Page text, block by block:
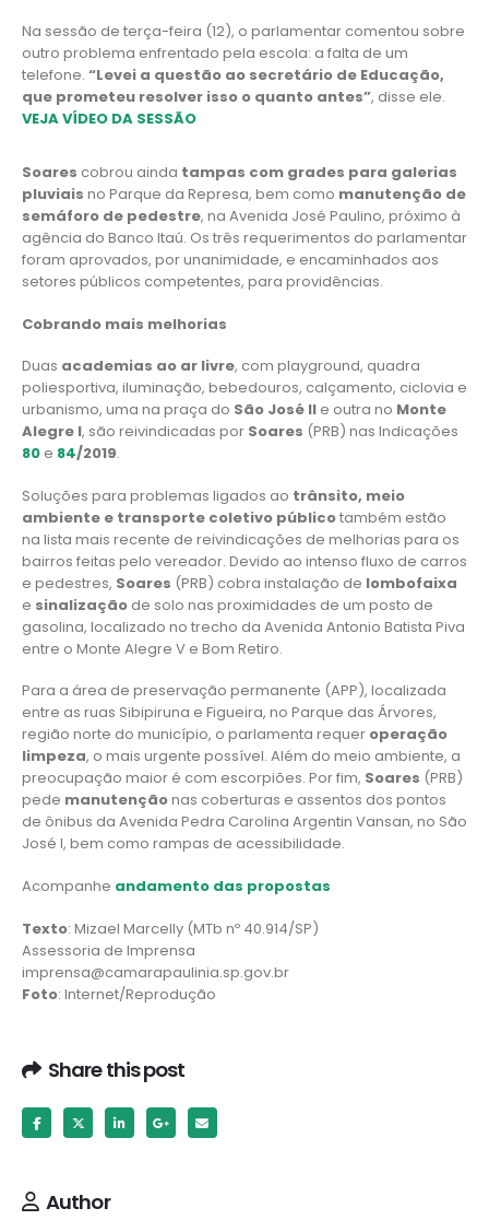
Na sessão de terça-feira (12), o parlamentar comentou sobre
outro problema enfrentado pela escola: a falta de um
telefone. “Levei a questão ao secretário de Educação,
que prometeu resolver isso o quanto antes”, disse ele.
VEJA VÍDEO DA SESSÃO
Soares cobrou ainda tampas com grades para galerias
pluviais no Parque da Represa, bem como manutenção de
semáforo de pedestre, na Avenida José Paulino, próximo à
agência do Banco Itaú. Os três requerimentos do parlamentar
foram aprovados, por unanimidade, e encaminhados aos
setores públicos competentes, para providências.
Cobrando mais melhorias
Duas academias ao ar livre, com playground, quadra
poliesportiva, iluminação, bebedouros, calçamento, ciclovia e
urbanismo, uma na praça do São José II e outra no Monte
Alegre I, são reivindicadas por Soares (PRB) nas Indicações
80 e 84/2019.
Soluções para problemas ligados ao trânsito, meio
ambiente e transporte coletivo públicotambém estão
na lista mais recente de reivindicações de melhorias para os
bairros feitas pelo vereador. Devido ao intenso fluxo de carros
e pedestres, Soares (PRB) cobra instalação de lombofaixa
e sinalização de solo nas proximidades de um posto de
gasolina, localizado no trecho da Avenida Antonio Batista Piva
entre o Monte Alegre V e Bom Retiro.
Para a área de preservação permanente (APP), localizada
entre as ruas Sibipiruna e Figueira, no Parque das Árvores,
região norte do município, o parlamenta requer operação
limpeza, o mais urgente possível. Além do meio ambiente, a
preocupação maior é com escorpiões. Por fim, Soares (PRB)
pede manutençãonas coberturas e assentos dos pontos
de ônibus da Avenida Pedra Carolina Argentin Vansan, no São
José I, bem como rampas de acessibilidade.
Acompanhe andamento das propostas
Texto: Mizael Marcelly (MTb nº 40.914/SP)
Assessoria de Imprensa
imprensa@camarapaulinia.sp.gov.br
Foto: Internet/Reprodução
Share this post
Author